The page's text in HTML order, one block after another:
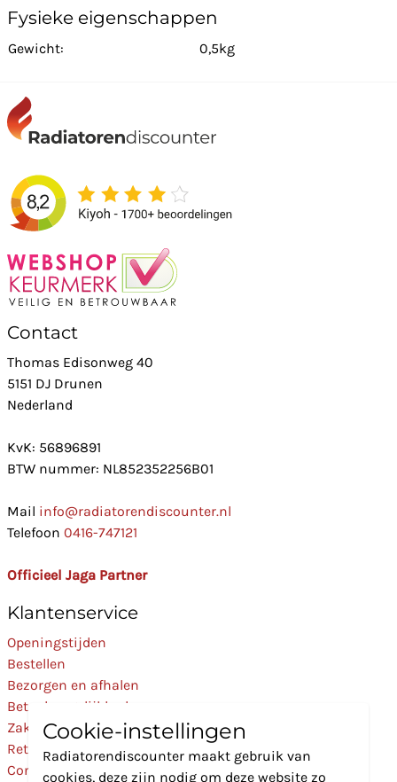
Fysieke eigenschappen
Gewicht: 0,5kg
Contact
Thomas Edisonweg 40
5151 DJ Drunen
Nederland
KvK: 56896891
BTW nummer: NL852352256B01
Mail info@radiatorendiscounter.nl
Telefoon 0416-747121
Officieel Jaga Partner
Klantenservice
Openingstijden
Bestellen
Bezorgen en afhalen
Betaalmogelijkheden
Zakelijk
Retourneren
Contact
Cookie-instellingen
Radiatorendiscounter maakt gebruik van
cookies, deze zijn nodig om deze website zo